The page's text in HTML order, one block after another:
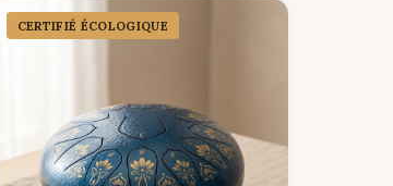
CERTIFIÉ ÉCOLOGIQUE